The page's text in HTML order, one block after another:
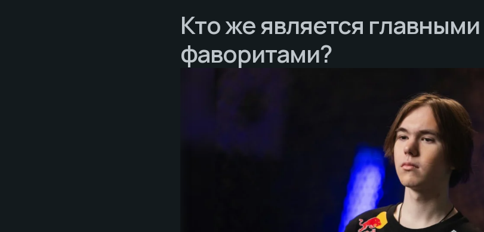
Кто же является главными
фаворитами?